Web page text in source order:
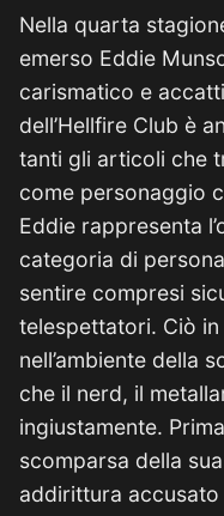
Nella quarta
emerso Eddie
carismatico e
dell’Hellfire Club è
tanti gli articoli che
come personaggio
Eddie rappresenta
categoria di
sentire compresi
telespettatori. Ciò
nell’ambiente della
che il nerd, il
ingiustamente.
scomparsa della
addirittura